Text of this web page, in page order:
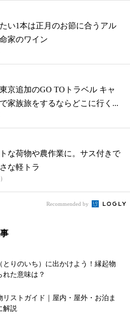
い1本は正月のお節に合うアル
家のワイン
京追加のGO TOトラベル キャ
家族旅をするならどこに行く...
な荷物や農作業に。サス付きで
な軽トラ
Recommended by
とりのいち）に出かけよう！縁起物
れた意味は？
リストガイド｜屋内・屋外・お泊ま
解説